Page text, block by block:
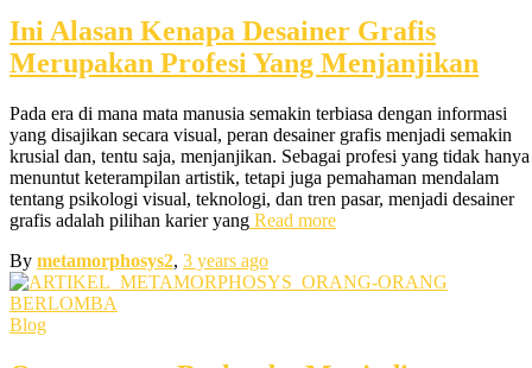
Ini Alasan Kenapa Desainer Grafis
Merupakan Profesi Yang Menjanjikan
Pada era di mana mata manusia semakin terbiasa dengan informasi
yang disajikan secara visual, peran desainer grafis menjadi semakin
krusial dan, tentu saja, menjanjikan. Sebagai profesi yang tidak hanya
menuntut keterampilan artistik, tetapi juga pemahaman mendalam
tentang psikologi visual, teknologi, dan tren pasar, menjadi desainer
grafis adalah pilihan karier yang Read more
By metamorphosys2, 3 years ago
Blog